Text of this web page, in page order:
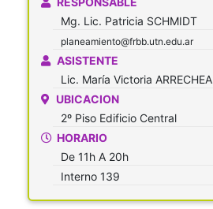
Mg. Lic. Patricia SCHMIDT
planeamiento@frbb.utn.edu.ar
ASISTENTE
Lic. María Victoria ARRECHEA
UBICACION
2º Piso Edificio Central
HORARIO
De 11h A 20h
Interno 139